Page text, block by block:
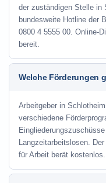
der zuständigen Stelle in
bundesweite Hotline der
0800 4 5555 00. Online-
bereit.
Welche Förderungen
Arbeitgeber in
verschiedene
Langzeitarbeitslosen.
für Arbeit berät kostenlos.